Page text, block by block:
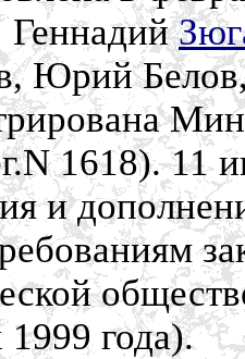
Юрий
1618). 11
и
года).